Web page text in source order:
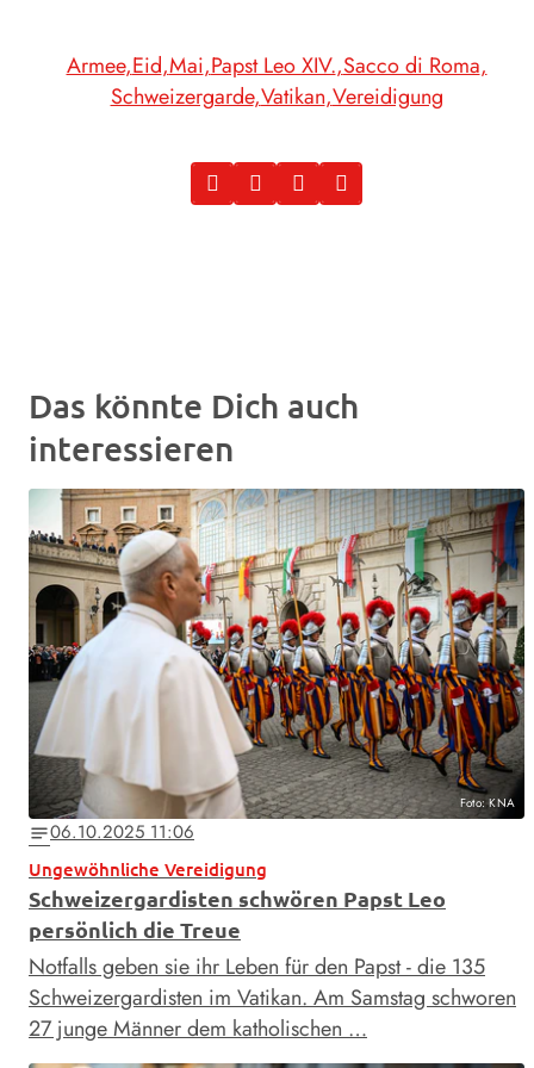
Armee Eid Mai Papst Leo XIV. Sacco di Roma
Schweizergarde Vatikan Vereidigung
Das könnte Dich auch
interessieren
Foto: KNA
notes06.10.2025 11:06
Ungewöhnliche Vereidigung
Schweizergardisten schwören Papst Leo
persönlich die Treue
Notfalls geben sie ihr Leben für den Papst - die 135
Schweizergardisten im Vatikan. Am Samstag schworen
27 junge Männer dem katholischen …